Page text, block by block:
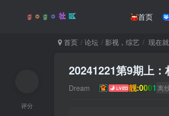
首页
评分
首页 论坛 影视，综艺 现在
20241221第9期上
Dream 靓:0001 离